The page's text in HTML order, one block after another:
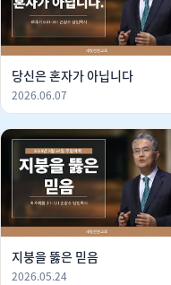
당신은 혼자가 아닙니다
2026.06.07
지붕을 뚫은 믿음
2026.05.24